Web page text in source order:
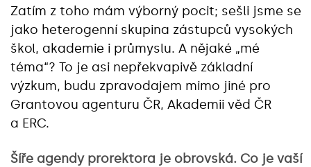
Zatím z toho mám výborný pocit; sešli jsme se
jako heterogenní skupina zástupců vysokých
škol, akademie i průmyslu. A nějaké „mé
téma“? To je asi nepřekvapivě základní
výzkum, budu zpravodajem mimo jiné pro
Grantovou agenturu ČR, Akademii věd ČR
a ERC.
Šíře agendy prorektora je obrovská. Co je vaší